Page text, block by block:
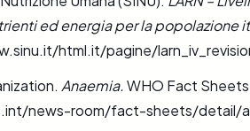
ed energia per la popolazione
html.it/pagine/
Anaemia.WHO Fact
news-room/fact-sheets/detail/